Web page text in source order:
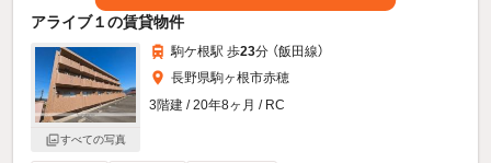
アライブ１の賃貸物件
すべての写真
駒ケ根駅 歩23分 （飯田線）
長野県駒ヶ根市赤穂
3階建 / 20年8ヶ月 / RC